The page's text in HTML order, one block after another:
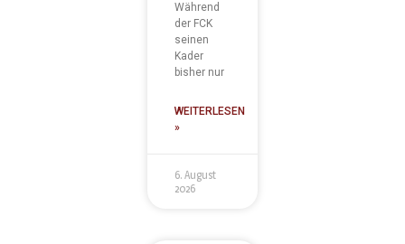
Während
der FCK
seinen
Kader
bisher nur
WEITERLESEN
»
6. August
2026